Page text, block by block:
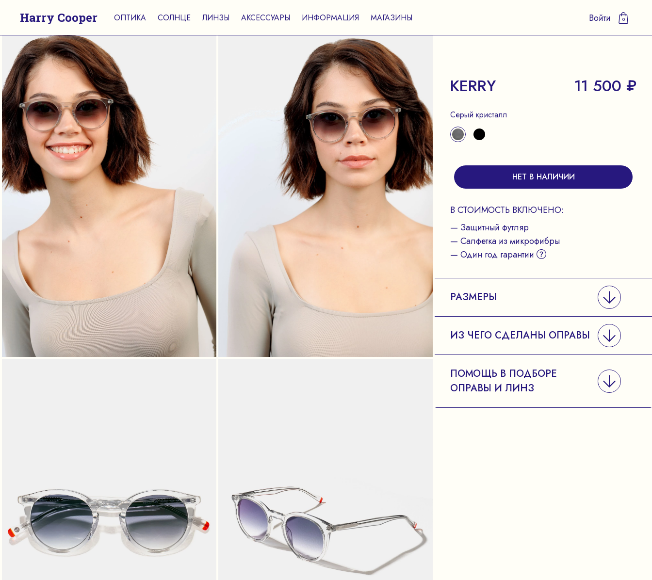
Harry Cooper ОПТИКА СОЛНЦЕ ЛИНЗЫ АКСЕССУАРЫ ИНФОРМАЦИЯ МАГАЗИНЫ Войти 0
KERRY 11 500 ₽
Серый кристалл
НЕТ В НАЛИЧИИ
В СТОИМОСТЬ ВКЛЮЧЕНО:
— Защитный футляр
— Салфетка из микрофибры
— Один год гарантии
РАЗМЕРЫ
ИЗ ЧЕГО СДЕЛАНЫ ОПРАВЫ
ПОМОЩЬ В ПОДБОРЕ
ОПРАВЫ И ЛИНЗ